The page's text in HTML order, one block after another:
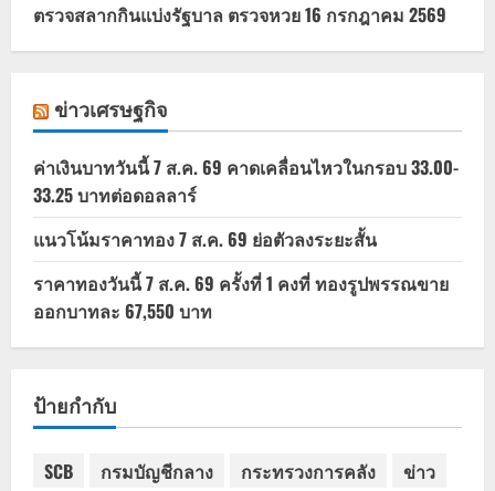
ตรวจสลากกินแบ่งรัฐบาล ตรวจหวย 16 กรกฎาคม 2569
ข่าวเศรษฐกิจ
ค่าเงินบาทวันนี้ 7 ส.ค. 69 คาดเคลื่อนไหวในกรอบ 33.00-
33.25 บาทต่อดอลลาร์
แนวโน้มราคาทอง 7 ส.ค. 69 ย่อตัวลงระยะสั้น
ราคาทองวันนี้ 7 ส.ค. 69 ครั้งที่ 1 คงที่ ทองรูปพรรณขาย
ออกบาทละ 67,550 บาท
ป้ายกำกับ
SCB กรมบัญชีกลาง กระทรวงการคลัง ข่าว